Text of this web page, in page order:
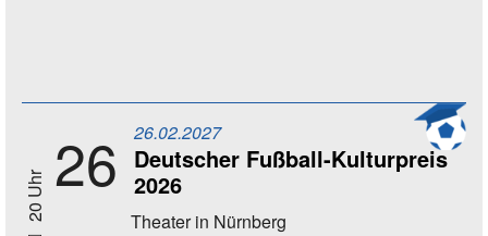
20 Uhr 26 26.02.2027
Deutscher Fußball-Kulturpreis
2026
Theaterin Nürnberg